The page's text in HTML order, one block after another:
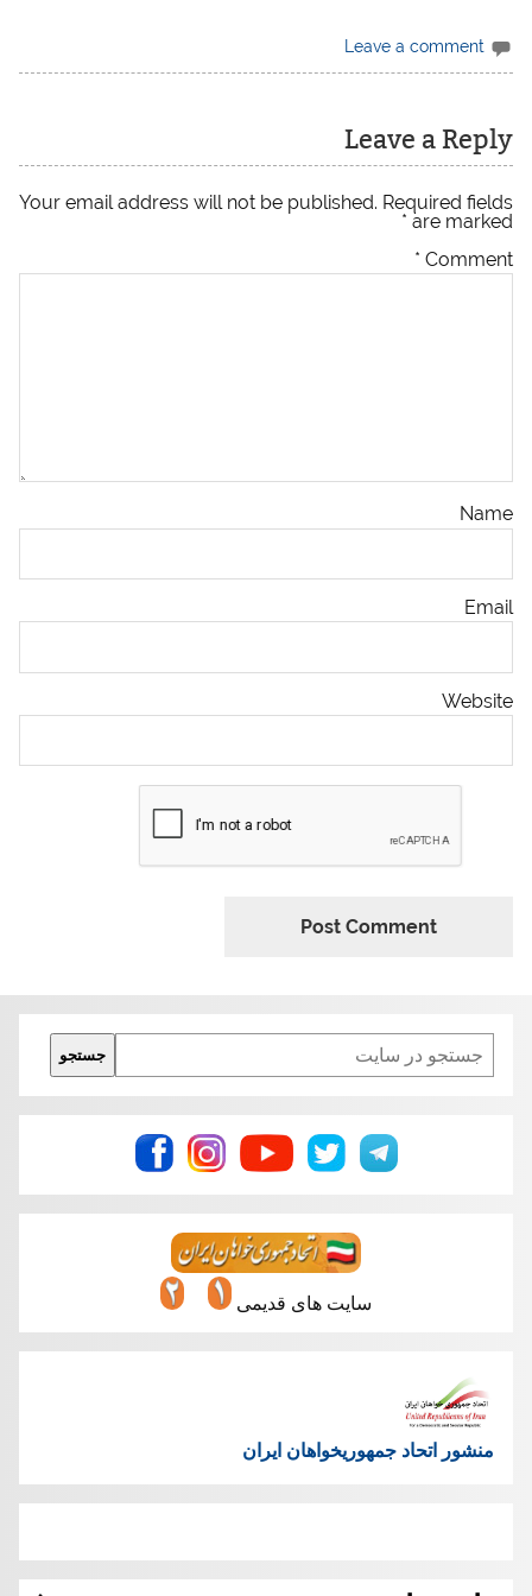
Leave a comment
Leave a Reply
Your email address will not be published. Required fields
are marked
*
Comment
*
Name
Email
Website
Search
جستجو
سایت های قدیمی
منشور اتحاد جمهوریخواهان ایران